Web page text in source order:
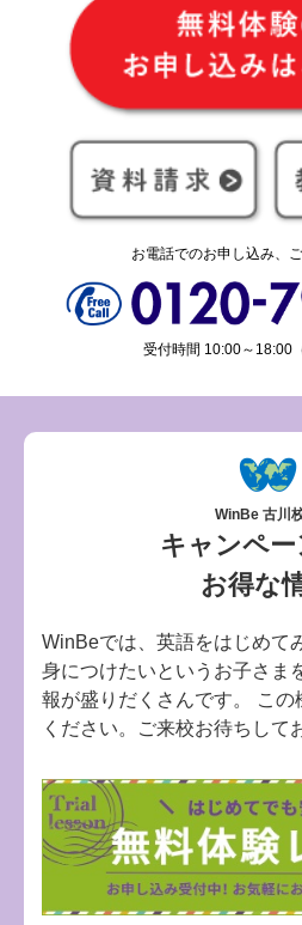
お電話でのお申し込み、
受付時間 10:00～18:00
WinBe 古川
キャンペー
お得な
WinBeでは、英語をはじめて
身につけたいというお子さま
報が盛りだくさんです。 この
ください。ご来校お待ちして